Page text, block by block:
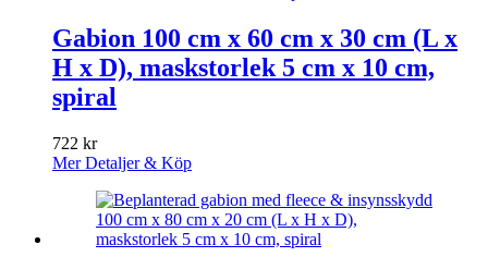
Gabion 100 cm x 60 cm x 30 cm (L x
H x D), maskstorlek 5 cm x 10 cm,
spiral
722 kr
Mer Detaljer & Köp